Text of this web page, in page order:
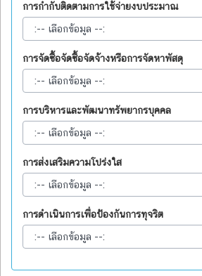
การกำกับติดตามการใช้จ่ายงบประมาณ
การจัดซื้อจัดซื้อจัดจ้างหรือการจัดหาพัสดุ
การบริหารและพัฒนาทรัพยากรบุคคล
การส่งเสริมความโปร่งใส
การดำเนินการเพื่อป้องกันการทุจริต